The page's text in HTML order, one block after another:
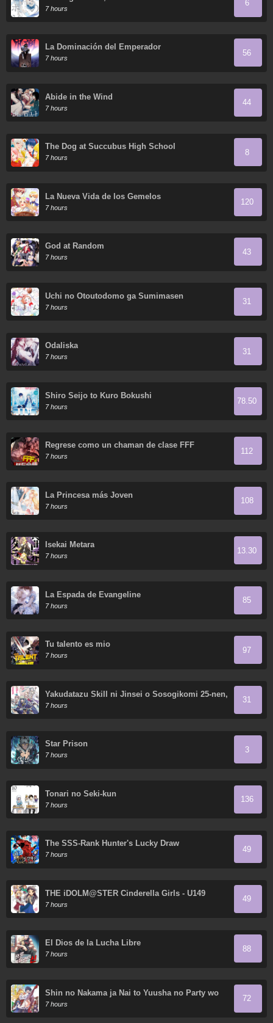
7 hours
6
La Dominación del Emperador
7 hours
56
Abide in the Wind
7 hours
44
The Dog at Succubus High School
7 hours
8
La Nueva Vida de los Gemelos
7 hours
120
God at Random
7 hours
43
Uchi no Otoutodomo ga Sumimasen
7 hours
31
Odaliska
7 hours
31
Shiro Seijo to Kuro Bokushi
7 hours
78.50
Regrese como un chaman de clase FFF
7 hours
112
La Princesa más Joven
7 hours
108
Isekai Metara
7 hours
13.30
La Espada de Evangeline
7 hours
85
Tu talento es mio
7 hours
97
Yakudatazu Skill ni Jinsei o Sosogikomi 25-nen,
Imasara Saikyou no Boukentan Midori Kashi no
Akira
7 hours
31
Star Prison
7 hours
3
Tonari no Seki-kun
7 hours
136
The SSS-Rank Hunter's Lucky Draw
7 hours
49
THE iDOLM@STER Cinderella Girls - U149
7 hours
49
El Dios de la Lucha Libre
7 hours
88
Shin no Nakama ja Nai to Yuusha no Party wo
Oidasareta node, Henkyou de Slow Life suru
Koto ni Shimashita
7 hours
72